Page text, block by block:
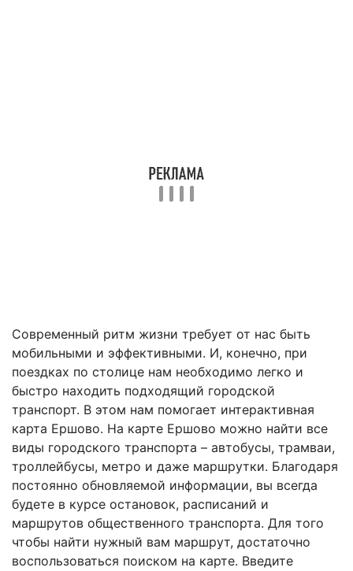
Современный ритм жизни требует от нас быть
мобильными и эффективными. И, конечно, при
поездках по столице нам необходимо легко и
быстро находить подходящий городской
транспорт. В этом нам помогает интерактивная
карта Ершово. На карте Ершово можно найти все
виды городского транспорта – автобусы, трамваи,
троллейбусы, метро и даже маршрутки. Благодаря
постоянно обновляемой информации, вы всегда
будете в курсе остановок, расписаний и
маршрутов общественного транспорта. Для того
чтобы найти нужный вам маршрут, достаточно
воспользоваться поиском на карте. Введите